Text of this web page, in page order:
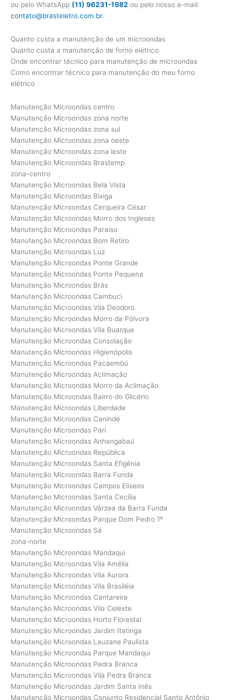
ou pelo WhatsApp (11) 96231-1982 ou pelo nosso e-mail:
contato@brasteletro.com.br.
Quanto custa a manutenção de um microondas
Quanto custa a manutenção de forno elétrico
Onde encontrar técnico para manutenção de microondas
Como encontrar técnico para manutenção do meu forno
elétrico
Manutenção Microondas centro
Manutenção Microondas zona norte
Manutenção Microondas zona sul
Manutenção Microondas zona oeste
Manutenção Microondas zona leste
Manutenção Microondas Brastemp
zona-centro
Manutenção Microondas Bela Vista
Manutenção Microondas Bixiga
Manutenção Microondas Cerqueira César
Manutenção Microondas Morro dos Ingleses
Manutenção Microondas Paraíso
Manutenção Microondas Bom Retiro
Manutenção Microondas Luz
Manutenção Microondas Ponte Grande
Manutenção Microondas Ponte Pequena
Manutenção Microondas Brás
Manutenção Microondas Cambuci
Manutenção Microondas Vila Deodoro
Manutenção Microondas Morro da Pólvora
Manutenção Microondas Vila Buarque
Manutenção Microondas Consolação
Manutenção Microondas Higienópolis
Manutenção Microondas Pacaembú
Manutenção Microondas Aclimação
Manutenção Microondas Morro da Aclimação
Manutenção Microondas Bairro do Glicério
Manutenção Microondas Liberdade
Manutenção Microondas Canindé
Manutenção Microondas Pari
Manutenção Microondas Anhangabaú
Manutenção Microondas República
Manutenção Microondas Santa Efigênia
Manutenção Microondas Barra Funda
Manutenção Microondas Campos Elíseos
Manutenção Microondas Santa Cecília
Manutenção Microondas Várzea da Barra Funda
Manutenção Microondas Parque Dom Pedro 1º
Manutenção Microondas Sé
zona-norte
Manutenção Microondas Mandaqui
Manutenção Microondas Vila Amélia
Manutenção Microondas Vila Aurora
Manutenção Microondas Vila Brasiléia
Manutenção Microondas Cantareira
Manutenção Microondas Vila Celeste
Manutenção Microondas Horto Florestal
Manutenção Microondas Jardim Itatinga
Manutenção Microondas Lauzane Paulista
Manutenção Microondas Parque Mandaqui
Manutenção Microondas Pedra Branca
Manutenção Microondas Vila Pedra Branca
Manutenção Microondas Jardim Santa Inês
Manutenção Microondas Conjunto Residencial Santo Antônio